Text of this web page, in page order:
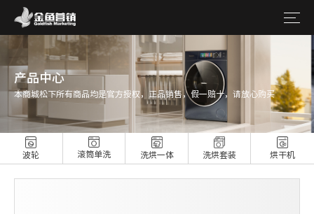
产品中心
本商城松下所有商品均是官方授权，正品销售，假一赔十，请放心购买
波轮 滚筒单洗 洗烘一体 洗烘套装 烘干机